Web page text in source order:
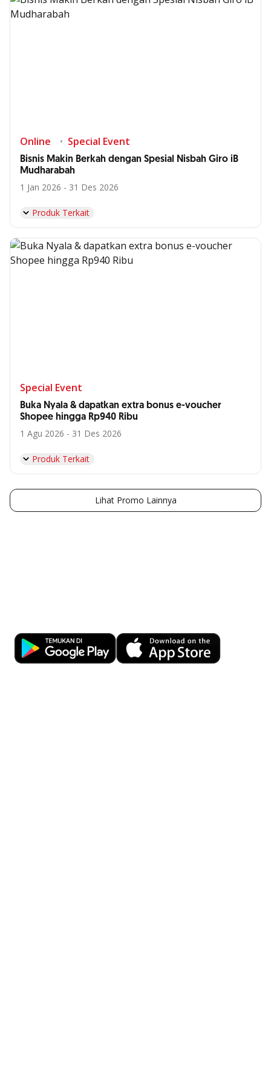
Online Special Event
Bisnis Makin Berkah dengan Spesial Nisbah Giro iB
Mudharabah
1 Jan 2026 - 31 Des 2026
Produk Terkait
Special Event
Buka Nyala & dapatkan extra bonus e-voucher
Shopee hingga Rp940 Ribu
1 Agu 2026 - 31 Des 2026
Produk Terkait
Lihat Promo Lainnya